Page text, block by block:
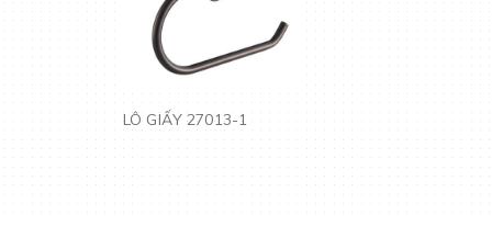
LÔ GIẤY 27013-1